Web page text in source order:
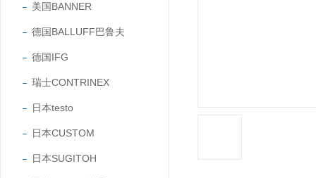
美国BANNER
德国BALLUFF巴鲁夫
德国IFG
瑞士CONTRINEX
日本testo
日本CUSTOM
日本SUGITOH